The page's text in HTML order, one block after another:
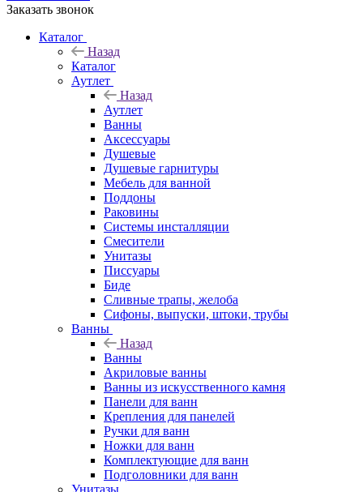
Заказать звонок
Каталог
Назад
Каталог
Аутлет
Назад
Аутлет
Ванны
Аксессуары
Душевые
Душевые гарнитуры
Мебель для ванной
Поддоны
Раковины
Системы инсталляции
Смесители
Унитазы
Писсуары
Биде
Сливные трапы, желоба
Сифоны, выпуски, штоки, трубы
Ванны
Назад
Ванны
Акриловые ванны
Ванны из искусственного камня
Панели для ванн
Крепления для панелей
Ручки для ванн
Ножки для ванн
Комплектующие для ванн
Подголовники для ванн
Унитазы